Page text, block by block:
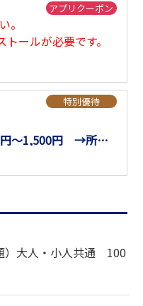
アプリクーポン
。
ールが必要です。
特別優待
1,500円 →所定
～1,100円 →所定
3,900円 →所定
～2,900円 →所定
）大人・小人共通 100